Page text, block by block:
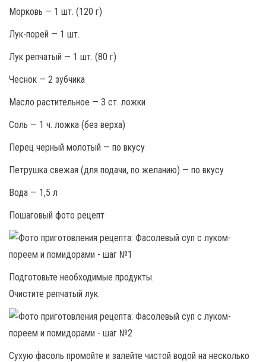
Морковь — 1 шт. (120 г)
Лук-порей — 1 шт.
Лук репчатый — 1 шт. (80 г)
Чеснок — 2 зубчика
Масло растительное — 3 ст. ложки
Соль — 1 ч. ложка (без верха)
Перец черный молотый — по вкусу
Петрушка свежая (для подачи, по желанию) — по вкусу
Вода — 1,5 л
Пошаговый фото рецепт
Подготовьте необходимые продукты.
Очистите репчатый лук.
Сухую фасоль промойте и залейте чистой водой на несколько